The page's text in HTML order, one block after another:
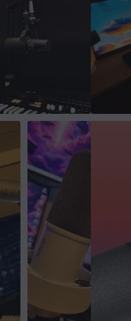
Type
Dynamisk
Frekvensområde
Impedans
300 Ω
Følsomhet
-55 dB
48 kHz
Polar mønster
Hypercardiod